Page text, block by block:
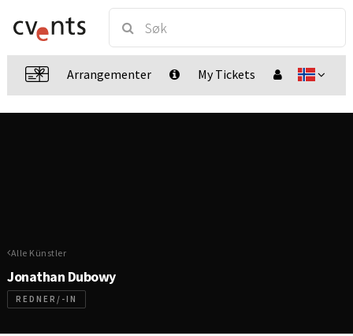
Arrangementer My Tickets
Alle Künstler
Jonathan Dubowy
REDNER/-IN